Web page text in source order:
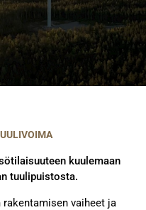
kuulemaan
tuulipuistosta.
vaiheet ja